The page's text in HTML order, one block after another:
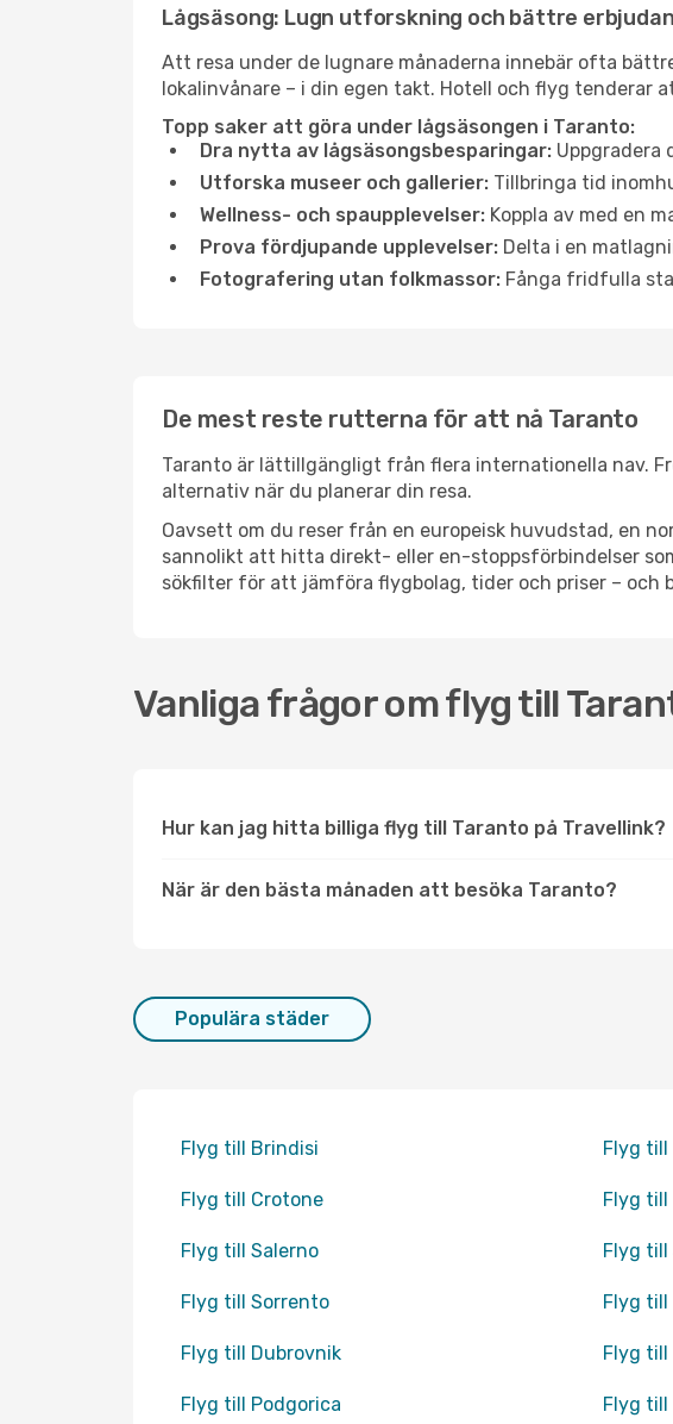
Lågsäsong: Lugn utforskning och bättre
Att resa under de lugnare månaderna innebär ofta
lokalinvånare – i din egen takt. Hotell och flyg tenderar
Topp saker att göra under lågsäsongen i Taranto:
Dra nytta av lågsäsongsbesparingar: Uppgradera
Utforska museer och gallerier: Tillbringa tid
Wellness- och spaupplevelser: Koppla av med en
Prova fördjupande upplevelser: Delta i en
Fotografering utan folkmassor: Fånga fridfulla
De mest reste rutterna för att nå Taranto
Taranto är lättillgängligt från flera internationella nav.
alternativ när du planerar din resa.
Oavsett om du reser från en europeisk huvudstad, en
sannolikt att hitta direkt- eller en-stoppsförbindelser
sökfilter för att jämföra flygbolag, tider och priser – och
Vanliga frågor om flyg till
Hur kan jag hitta billiga flyg till Taranto på Travellink?
När är den bästa månaden att besöka Taranto?
Populära städer
Flyg till Brindisi Flyg till
Flyg till Crotone Flyg till
Flyg till Salerno Flyg till
Flyg till Sorrento Flyg till
Flyg till Dubrovnik Flyg till
Flyg till Podgorica Flyg till